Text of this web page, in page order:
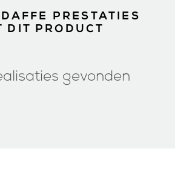
PRESTATIES
DIT PRODUCT
gevonden